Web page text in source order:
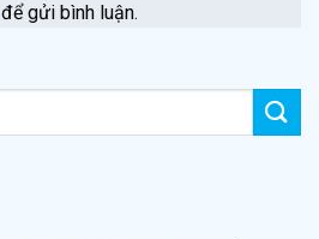
để gửi bình luận.